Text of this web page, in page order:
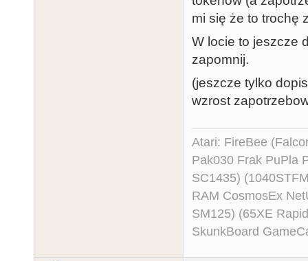
mi się że to trochę
W locie to jeszcze
zapomnij.
(jeszcze tylko
wzrost
Atari: FireBee
Pak030 Frak PuPla
SC1435)
RAM CosmosEx
SM125) (65XE
SkunkBoard